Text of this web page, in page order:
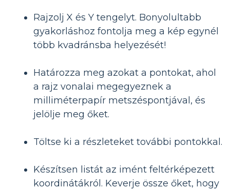
Rajzolj X és Y tengelyt. Bonyolultabb
gyakorláshoz fontolja meg a kép egynél
több kvadránsba helyezését!
Határozza meg azokat a pontokat, ahol
a rajz vonalai megegyeznek a
milliméterpapír metszéspontjával, és
jelölje meg őket.
Töltse ki a részleteket további pontokkal.
Készítsen listát az imént feltérképezett
koordinátákról. Keverje össze őket, hogy